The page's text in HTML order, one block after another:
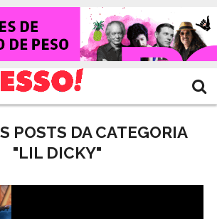
POSTS DA CATEGORIA
"LIL DICKY"